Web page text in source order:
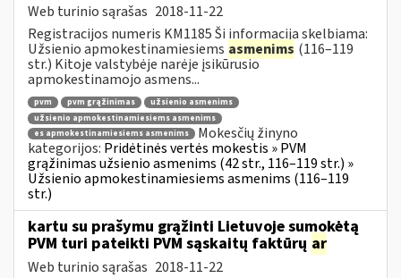
Web turinio sąrašas 2018-11-22
Registracijos numeris KM1185 Ši informacija skelbiama:
Užsienio apmokestinamiesiems asmenims (116–119
str.) Kitoje valstybėje narėje įsikūrusio
apmokestinamojo asmens...
pvm pvm grąžinimas
užsienio asmenims
užsienio apmokestinamiesiems asmenims
es apmokestinamiesiems asmenims
Mokesčių žinyno
kategorijos: Pridėtinės vertės mokestis » PVM
grąžinimas užsienio asmenims (42 str., 116–119 str.) »
Užsienio apmokestinamiesiems asmenims (116–119
str.)
kartu su prašymu grąžinti Lietuvoje sumokėtą
PVM turi pateikti PVM sąskaitų faktūrų ar
Web turinio sąrašas 2018-11-22